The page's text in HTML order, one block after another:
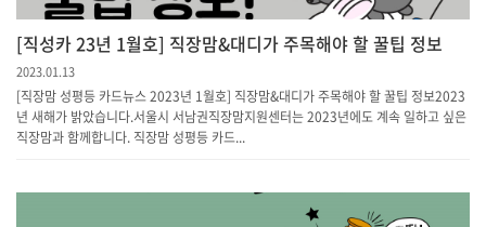
[직성카 23년 1월호] 직장맘&대디가 주목해야 할 꿀팁 정보
2023.01.13
[직장맘 성평등 카드뉴스 2023년 1월호] 직장맘&대디가 주목해야 할 꿀팁 정보2023
년 새해가 밝았습니다.서울시 서남권직장맘지원센터는 2023년에도 계속 일하고 싶은
직장맘과 함께합니다. 직장맘 성평등 카드...